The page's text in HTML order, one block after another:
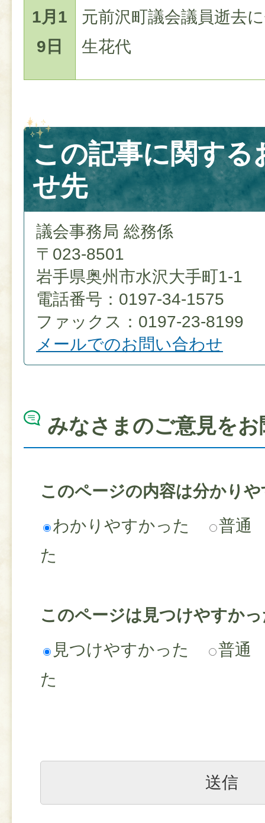
1月1
9日
元前沢町議会議員逝去
生花代
この記事に関する
せ先
議会事務局 総務係
〒023-8501
岩手県奥州市水沢大手町1-1
電話番号：0197-34-1575
ファックス：0197-23-8199
メールでのお問い合わせ
みなさまのご意見を
このページの内容は分かり
わかりやすかった
普通
た
このページは見つけやすか
見つけやすかった
普通
た